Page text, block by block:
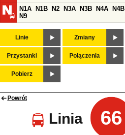
N1A
N1B N2 N3A N3B N4A N4B
N9
Linie Zmiany
Przystanki Połączenia
Pobierz
Powrót
Linia 66